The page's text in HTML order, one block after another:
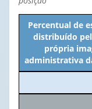
Percentual de
distribuído
própria
administrativa